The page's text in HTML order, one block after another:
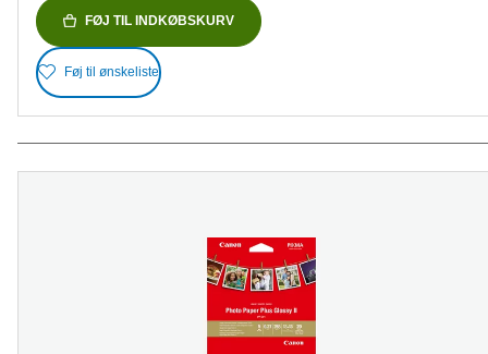
FØJ TIL INDKØBSKURV
Føj til ønskeliste